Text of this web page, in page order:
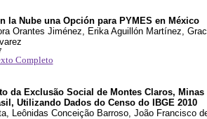
la Nube una Opción para PYMES en México
Orantes Jiménez, Erika Aguillón Martínez,
Completo
da Exclusão Social de Montes Claros, Minas
Utilizando Dados do Censo do IBGE 2010
Leônidas Conceição Barroso, João Francisco